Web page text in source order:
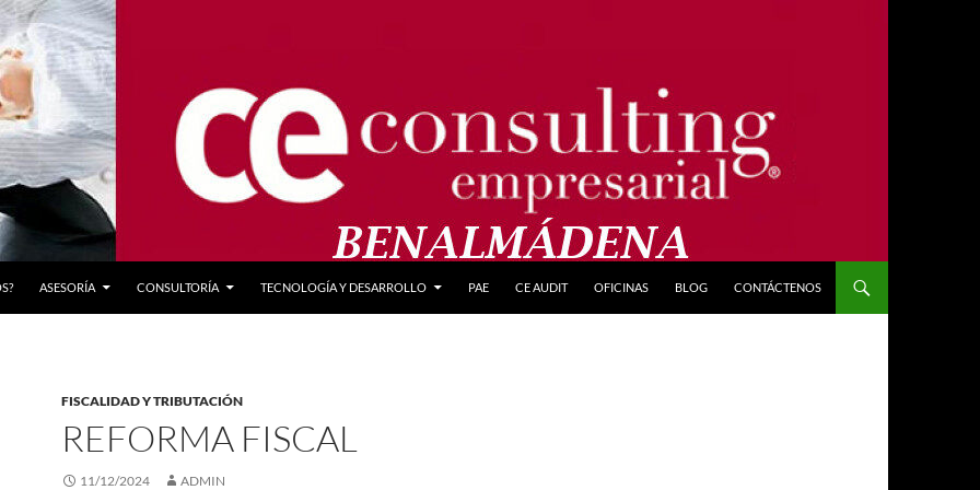
ASESORÍA CONSULTORÍA TECNOLOGÍA Y DESARROLLO PAE CE AUDIT OFICINAS BLOG CONTÁCTENOS
FISCALIDAD Y TRIBUTACIÓN
REFORMA FISCAL
11/12/2024 ADMIN